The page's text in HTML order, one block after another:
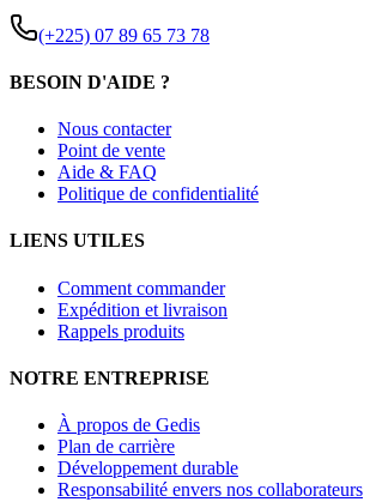
(+225) 07 89 65 73 78
BESOIN D'AIDE ?
Nous contacter
Point de vente
Aide & FAQ
Politique de confidentialité
LIENS UTILES
Comment commander
Expédition et livraison
Rappels produits
NOTRE ENTREPRISE
À propos de Gedis
Plan de carrière
Développement durable
Responsabilité envers nos collaborateurs